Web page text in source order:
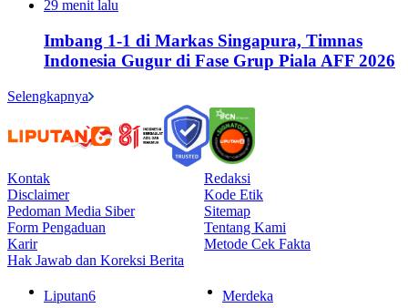
29 menit lalu
Imbang 1-1 di Markas Singapura, Timnas
Indonesia Gugur di Fase Grup Piala AFF 2026
Selengkapnya
Kontak
Redaksi
Disclaimer
Kode Etik
Pedoman Media Siber
Sitemap
Form Pengaduan
Tentang Kami
Karir
Metode Cek Fakta
Hak Jawab dan Koreksi Berita
Liputan6 Merdeka